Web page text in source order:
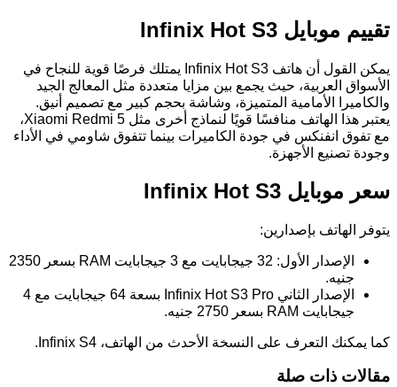
تقييم موبايل Infinix Hot S3
يمكن القول أن هاتف Infinix Hot S3 يمتلك فرصًا قوية للنجاح في
الأسواق العربية، حيث يجمع بين مزايا متعددة مثل المعالج الجيد
والكاميرا الأمامية المتميزة، وشاشة بحجم كبير مع تصميم أنيق.
يعتبر هذا الهاتف منافسًا قويًا لنماذج أخرى مثل Xiaomi Redmi 5،
مع تفوق انفنكس في جودة الكاميرات بينما تتفوق شاومي في الأداء
وجودة تصنيع الأجهزة.
سعر موبايل Infinix Hot S3
يتوفر الهاتف بإصدارين:
الإصدار الأول: 32 جيجابايت مع 3 جيجابايت RAM بسعر 2350
جنيه.
الإصدار الثاني Infinix Hot S3 Pro بسعة 64 جيجابايت مع 4
جيجابايت RAM بسعر 2750 جنيه.
كما يمكنك التعرف على النسخة الأحدث من الهاتف، Infinix S4.
مقالات ذات صلة